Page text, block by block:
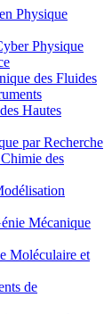
Physique
Physique
des Fluides
Hautes
par Recherche
des
Mécanique
Moléculaire et
de